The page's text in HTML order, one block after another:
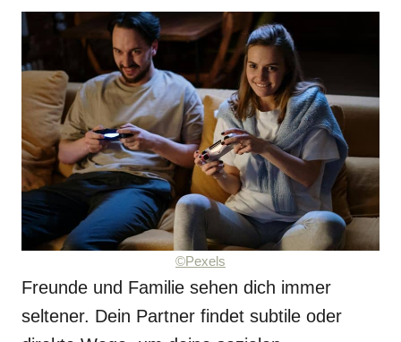
©Pexels
Freunde und Familie sehen dich immer
seltener. Dein Partner findet subtile oder